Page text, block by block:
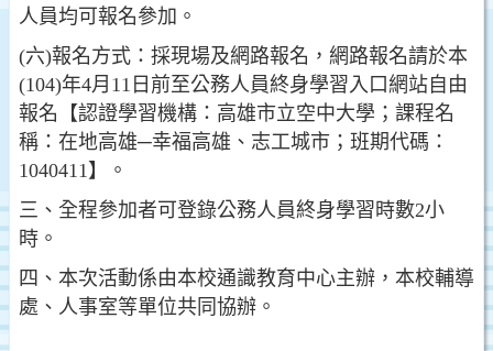
人員均可報名參加。
(六)報名方式：採現場及網路報名，網路報名請於本
(104)年4月11日前至公務人員終身學習入口網站自由
報名【認證學習機構：高雄市立空中大學；課程名
稱：在地高雄─幸福高雄、志工城市；班期代碼：
1040411】。
三、全程參加者可登錄公務人員終身學習時數2小
時。
四、本次活動係由本校通識教育中心主辦，本校輔導
處、人事室等單位共同協辦。